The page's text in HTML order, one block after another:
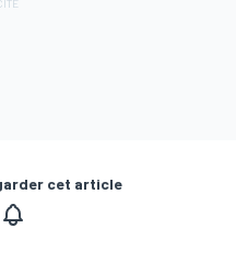
cet article